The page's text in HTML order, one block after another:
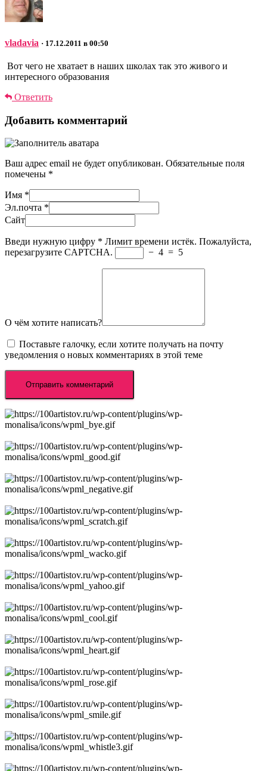
vladavia · 17.12.2011 в 00:50
Вот чего не хватает в наших школах так это живого и
интересного образования
Ответить
Добавить комментарий
Ваш адрес email не будет опубликован. Обязательные поля
помечены *
Имя *
Эл.почта *
Сайт
Введи нужную цифру * Лимит времени истёк. Пожалуйста,
перезагрузите CAPTCHA.
− 4 = 5
О чём хотите написать?
Поставьте галочку, если хотите получать на почту
уведомления о новых комментариях в этой теме